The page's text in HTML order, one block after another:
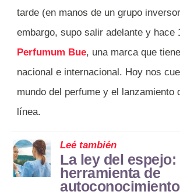
tarde (en manos de un grupo
embargo, supo salir adelante y hace
Perfumum Bue, una marca que
nacional e internacional. Hoy nos
mundo del perfume y el lanzamiento
línea.
Leé también
La ley del espejo:
herramienta de
autoconocimiento